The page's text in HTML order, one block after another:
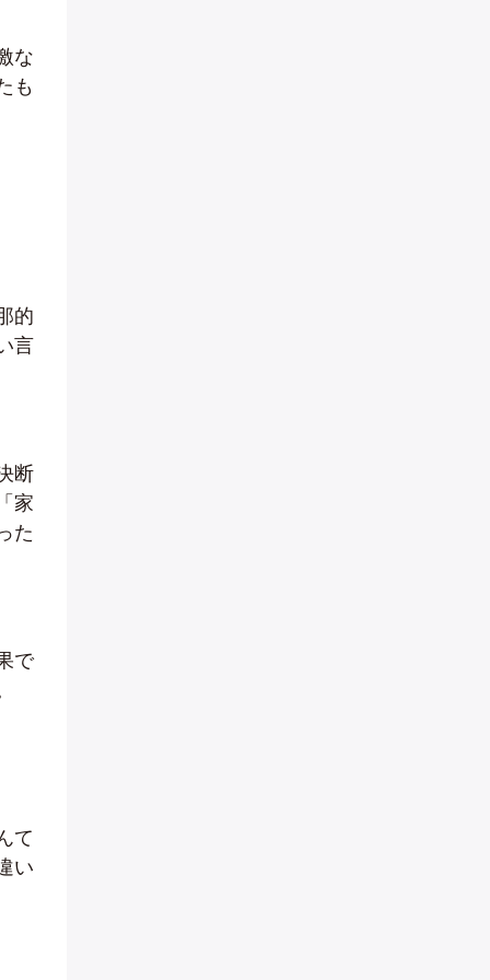
な
も
的
言
断
家
た
で
て
い